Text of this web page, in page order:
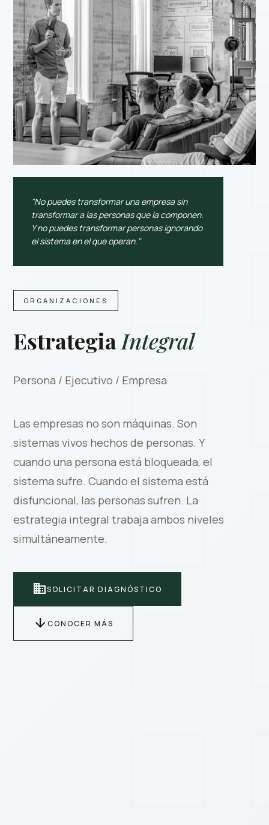
ORGANIZACIONES
EstrategiaIntegral
Persona / Ejecutivo / Empresa
Las empresas no son máquinas. Son
sistemas vivos hechos de personas. Y
cuando una persona está bloqueada, el
sistema sufre. Cuando el sistema está
disfuncional, las personas sufren. La
estrategia integral trabaja ambos niveles
simultáneamente.
businessSOLICITAR DIAGNÓSTICO
arrow_downwardCONOCER MÁS
"No puedes transformar una empresa sin
transformar a las personas que la componen.
Y no puedes transformar personas ignorando
el sistema en el que operan."